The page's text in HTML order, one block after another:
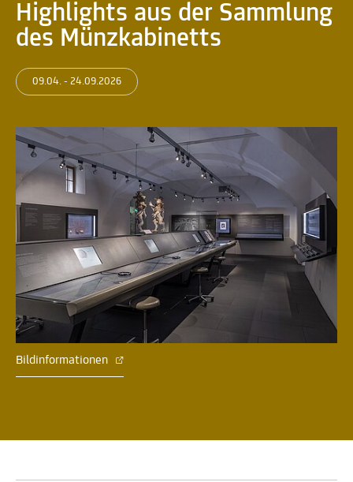
Highlights aus der Sammlung
des Münzkabinetts
09.04. - 24.09.2026
Bildinformationen